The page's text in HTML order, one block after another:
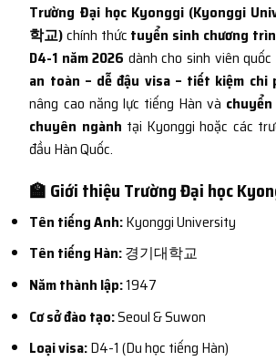
Trường Đại học Kyonggi (Kyonggi
학교)chính thức tuyển sinh chương
D4-1 năm 2026 dành cho sinh viên
an toàn – dễ đậu visa – tiết kiệm chi
nâng cao năng lực tiếng Hàn và
chuyên ngành tại Kyonggi hoặc các
đầu Hàn Quốc.
🏫 Giới thiệu Trường Đại học
Tên tiếng Anh:Kyonggi University
Tên tiếng Hàn:경기대학교
Năm thành lập:1947
Cơ sở đào tạo:Seoul & Suwon
Loại visa:D4-1 (Du học tiếng Hàn)